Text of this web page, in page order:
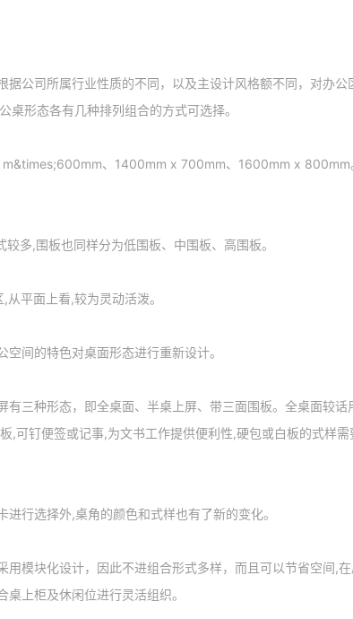
据公司所属行业性质的不同，以及主设计风格额不同，对办
桌形态各有几种排列组合的方式可选择。
、1400mm x 700mm、1600mm x 800mm
多,围板也同样分为低围板、中围板、高围板。
平面上看,较为灵动活泼。
间的特色对桌面形态进行重新设计。
有三种形态，即全桌面、半桌上屏、带三面围板。全桌面较
,可钉便签或记事,为文书工作提供便利性,硬包或白板的式样
行选择外,桌角的颜色和式样也有了新的变化。
用模块化设计，因此不进组合形式多样，而且可以节省空间,
上柜及休闲位进行灵活组织。